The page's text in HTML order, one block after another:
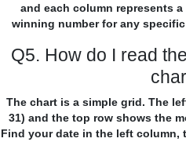
and each column represents
winning number for any
Q5. How do I read
The chart is a simple grid. The
31) and the top row shows the
Find your date in the left column,